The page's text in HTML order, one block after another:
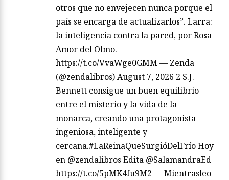
otros que no envejecen nunca porque el
país se encarga de actualizarlos”. Larra:
la inteligencia contra la pared, por Rosa
Amor del Olmo.
https://t.co/VvaWge0GMM — Zenda
(@zendalibros) August 7, 2026 2 S.J.
Bennett consigue un buen equilibrio
entre el misterio y la vida de la
monarca, creando una protagonista
ingeniosa, inteligente y
cercana.#LaReinaQueSurgióDelFrío Hoy
en @zendalibros Edita @SalamandraEd
https://t.co/5pMK4fu9M2 — Mientrasleo